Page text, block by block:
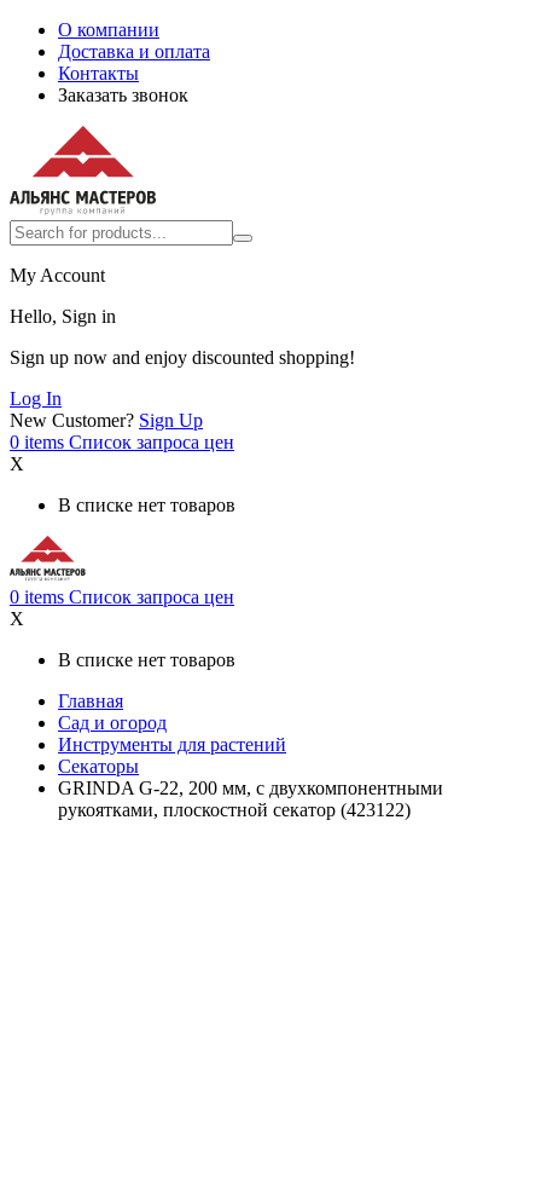
О компании
Доставка и оплата
Контакты
Заказать звонок
My Account
Hello, Sign in
Sign up now and enjoy discounted shopping!
Log In
New Customer? Sign Up
0 items Список запроса цен
X
В списке нет товаров
0 items Список запроса цен
X
В списке нет товаров
Главная
Сад и огород
Инструменты для растений
Секаторы
GRINDA G-22, 200 мм, с двухкомпонентными
рукоятками, плоскостной секатор (423122)